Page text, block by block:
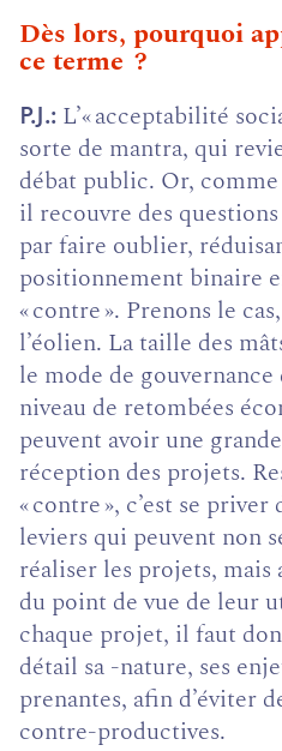
Dès lors, pourquoi
ce terme ?
P.J. L’« acceptabilité
sorte de mantra, qui
débat public. Or,
il recouvre des
par faire oublier,
positionnement binaire
« contre ». Prenons le
l’éolien. La taille des
le mode de
niveau de retombées
peuvent avoir une
réception des projets.
« contre », c’est se
leviers qui peuvent non
réaliser les projets, mais
du point de vue de leur
chaque projet, il faut
détail sa -nature, ses
prenantes, afin d’éviter
contre-productives.